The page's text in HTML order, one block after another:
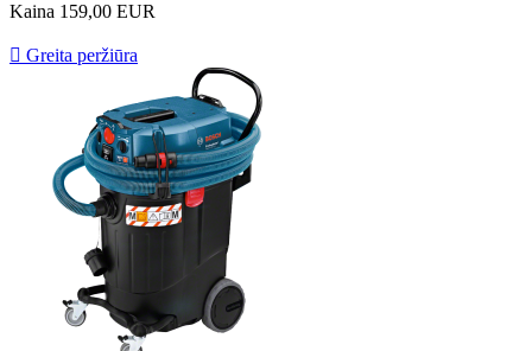
Kaina 159,00 EUR
 Greita peržiūra